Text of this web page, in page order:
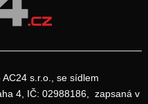
AC24 s.r.o., se sídlem
4, IČ: 02988186, zapsaná v